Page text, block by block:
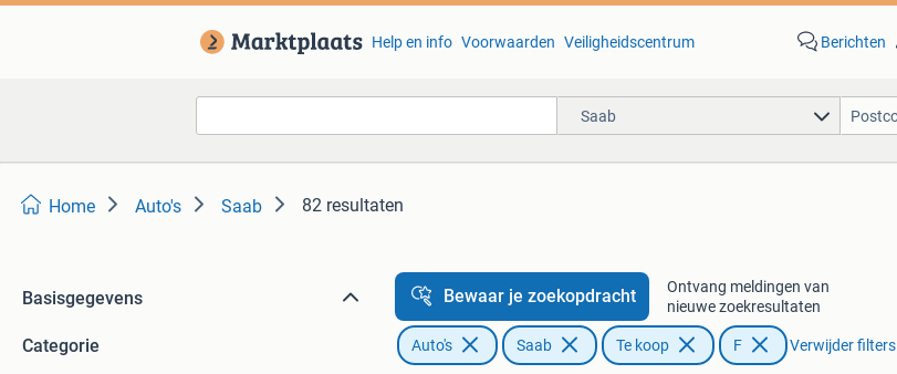
Help en info Voorwaarden Veiligheidscentrum Berichten
Saab
Home Auto's Saab 82 resultaten
Basisgegevens
Categorie
Bewaar je zoekopdracht
Ontvang meldingen van
nieuwe zoekresultaten
Auto's Saab Te koop F Verwijder filters